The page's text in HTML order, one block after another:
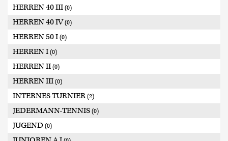
HERREN 40 III (0)
HERREN 40 IV(0)
HERREN 50 I (0)
HERREN I (0)
HERREN II (0)
HERREN III (0)
INTERNES TURNIER (2)
JEDERMANN-TENNIS (0)
JUGEND (0)